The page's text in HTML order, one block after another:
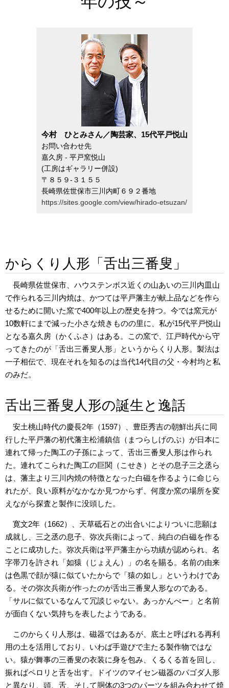
今村 ひとみさん／陶芸家、15代平戸悦山
お問い合わせ先
嘉久房 - 平戸窯悦山
(工房はギャラリー併設)
〒８５９-３１５５
長崎県佐世保市三川内町６９２番地
https://sites.google.com/view/hirado-etsuzan/
からくり人形「舌出三番叟」
長崎県佐世保市、ハウステンボス近くの山あいの三川内皿山
で作られる三川内焼は、かつては平戸藩主が献上品などを作ら
せるために開いた窯で400年以上の歴史を持つ。今では窯元が
10数軒にまで減った小さな焼きものの里に、私が15代平戸悦山
となる嘉久房（かくふさ）はある。この窯で、江戸時代から守
ってきたのが「舌出三番叟人形」というからくり人形。製法は
一子相伝で、現在それを知るのは当代14代目の父・今村均と私
のみだ。
舌出三番叟人形の誕生と逸話
安土桃山時代の慶長2年（1597）、豊臣秀吉の朝鮮出兵に同
行した平戸藩の初代藩主松浦鎮信（まつらしげのぶ）が日本に
連れて帰った陶工の子孫によって、舌出三番叟人形は作られ
た。連れてこられた陶工の巨関（こせき）とその息子三之丞ら
は、藩主より三川内焼の特徴となった白磁を作るように命じら
れたが、良い原料がなかなか見つからず、何度か窯の場所を変
えながら探査と製作に没頭した。
寛文2年（1662）、天草砥石との出合いによりついに悲願は
成就し、三之丞の息子、弥次兵衛によって、純白の白磁を作る
ことに成功した。弥次兵衛は平戸藩主から功績が認められ、名
字帯刀を許され「如猿（じょえん）」の名を賜る。名前の由来
は色黒で顔が猿に似ていたからで「猿の如し」というわけであ
る。その弥次兵衛が作ったのが舌出三番叟人形なのである。
「サルに似ているなんて冗談じゃない。あっかんべー」と名前
が面白くない気持ちを表したようである。
このからくり人形は、磁器ではあるが、底土と呼ばれる再利
用の土を活用しており、いわば手遊びで主たる製作物ではな
い。猿が舞事の三番叟の衣装に身を包み、くるくる首を回し、
振ればペロリと舌を出す。ドイツのマイセン磁器のパゴダ人形
と異なり、頭、舌、そして胴体の3つのパーツを組み合わせて焼